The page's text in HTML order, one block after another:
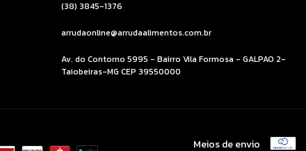
(38) 3845-1376
arrudaonline@arrudaalimentos.com.br
Av. do Contorno 5995 - Bairro Vila Formosa - GALPAO 2-
Taiobeiras-MG CEP 39550000
Meios de envio